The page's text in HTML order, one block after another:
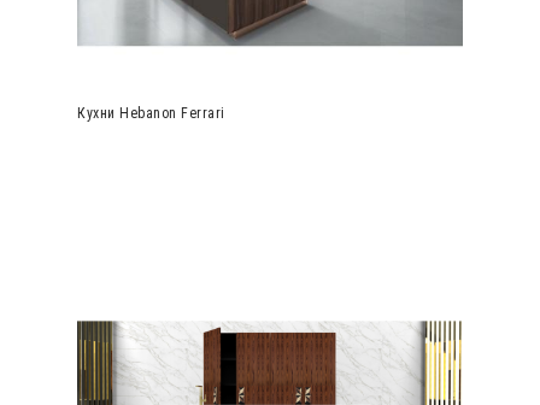
Кухни Hebanon Ferrari